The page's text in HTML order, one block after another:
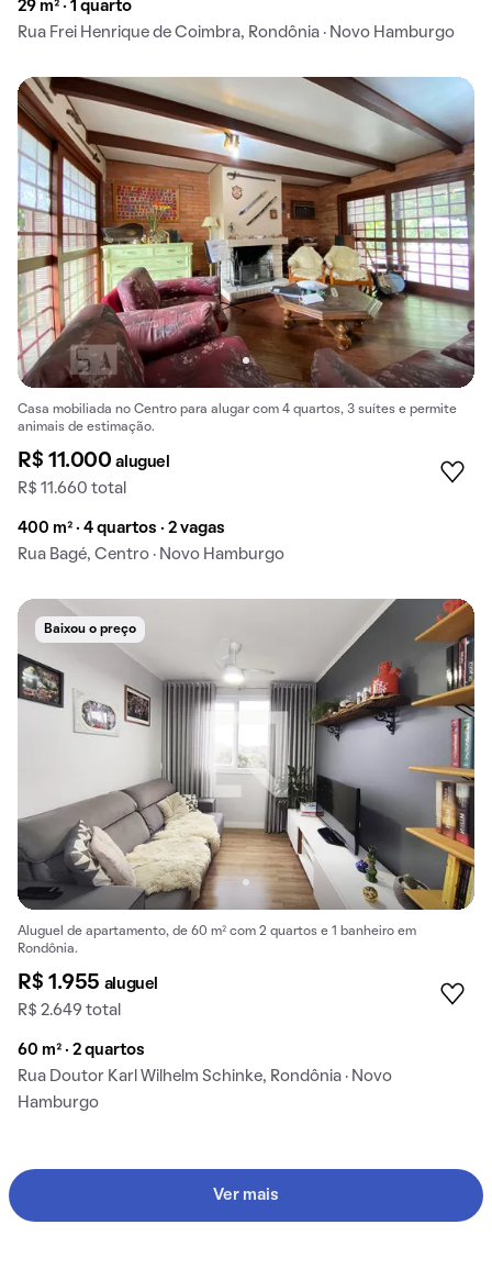
29 m² · 1 quarto
Rua Frei Henrique de Coimbra, Rondônia · Novo Hamburgo
Casa mobiliada no Centro para alugar com 4 quartos, 3 suítes e permite
animais de estimação.
R$ 11.000aluguel
R$ 11.660 total
400 m² · 4 quartos · 2 vagas
Rua Bagé, Centro · Novo Hamburgo
Baixou o preço
Aluguel de apartamento, de 60 m² com 2 quartos e 1 banheiro em
Rondônia.
R$ 1.955 aluguel
R$ 2.649 total
60 m² · 2 quartos
Rua Doutor Karl Wilhelm Schinke, Rondônia · Novo
Hamburgo
Ver mais